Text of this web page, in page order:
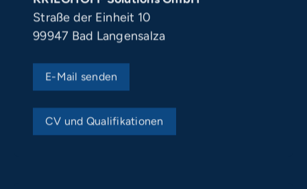
Straße der Einheit 10
99947 Bad Langensalza
E-Mail senden
CV und Qualifikationen